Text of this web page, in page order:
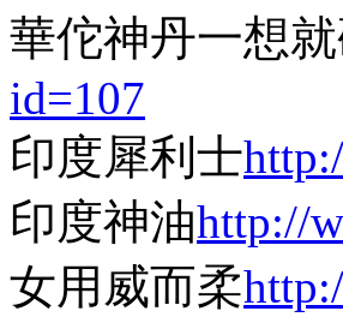
華佗神丹一想
id=107
印度犀利士
印度神油http://
女用威而柔